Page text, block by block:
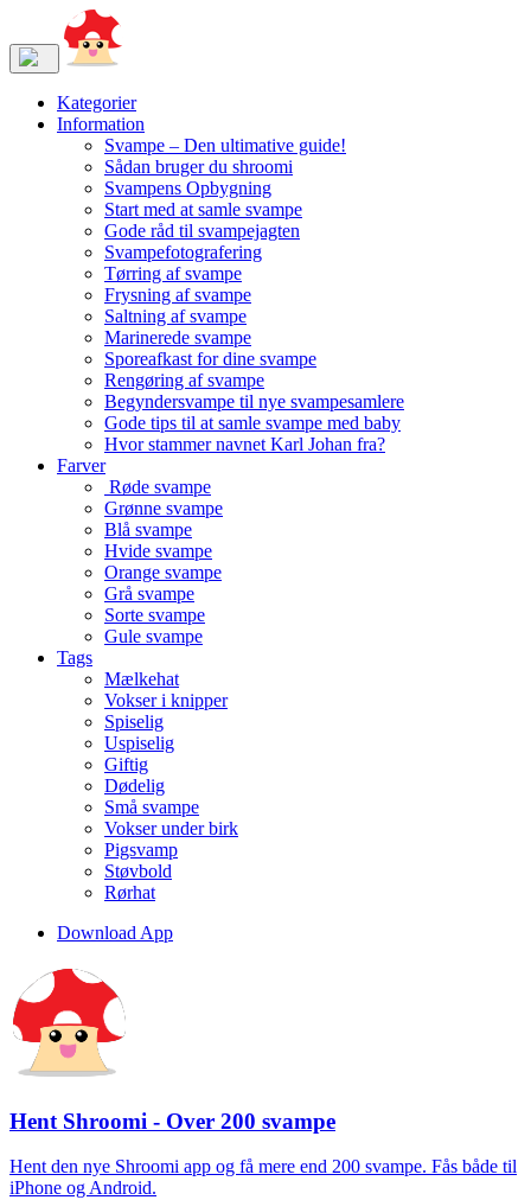
Kategorier
Information
Svampe – Den ultimative guide!
Sådan bruger du shroomi
Svampens Opbygning
Start med at samle svampe
Gode råd til svampejagten
Svampefotografering
Tørring af svampe
Frysning af svampe
Saltning af svampe
Marinerede svampe
Sporeafkast for dine svampe
Rengøring af svampe
Begyndersvampe til nye svampesamlere
Gode tips til at samle svampe med baby
Hvor stammer navnet Karl Johan fra?
Farver
Røde svampe
Grønne svampe
Blå svampe
Hvide svampe
Orange svampe
Grå svampe
Sorte svampe
Gule svampe
Tags
Mælkehat
Vokser i knipper
Spiselig
Uspiselig
Giftig
Dødelig
Små svampe
Vokser under birk
Pigsvamp
Støvbold
Rørhat
Download App
Hent Shroomi - Over 200 svampe
Hent den nye Shroomi app og få mere end 200 svampe. Fås både til
iPhone og Android.